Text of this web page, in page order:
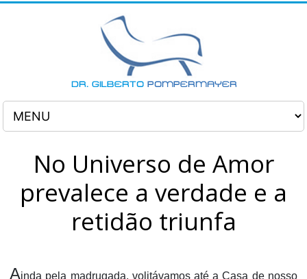
No Universo de Amor
prevalece a verdade e a
retidão triunfa
Ainda pela madrugada, volitávamos até a Casa de nosso